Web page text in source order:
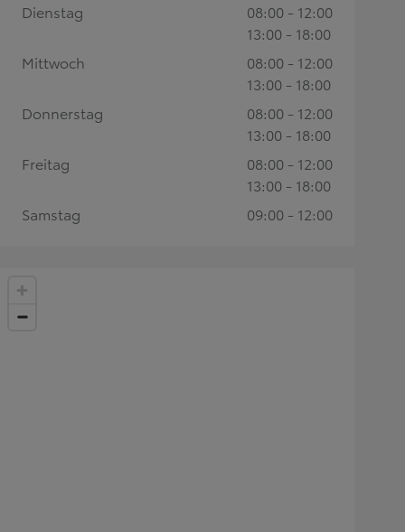
Dienstag
08:00 - 12:00
13:00 - 18:00
Mittwoch
08:00 - 12:00
13:00 - 18:00
Donnerstag
08:00 - 12:00
13:00 - 18:00
Freitag
08:00 - 12:00
13:00 - 18:00
Samstag
09:00 - 12:00